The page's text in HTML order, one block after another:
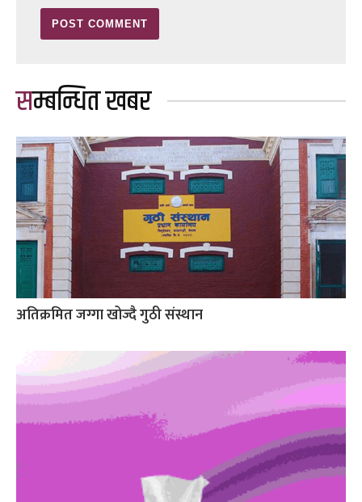
सम्बन्धित खबर
अतिक्रमित जग्गा खोज्दै गुठी संस्थान